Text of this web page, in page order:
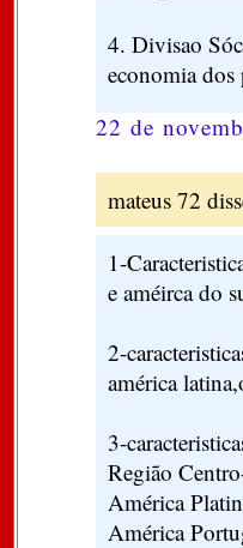
4. Divisao
economia dos
22 de
mateus 72
1-
e améirca do
2-
américa
3-
Região
América
América